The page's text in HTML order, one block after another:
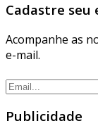
Cadastre seu
Acompanhe as
e-mail.
Publicidade